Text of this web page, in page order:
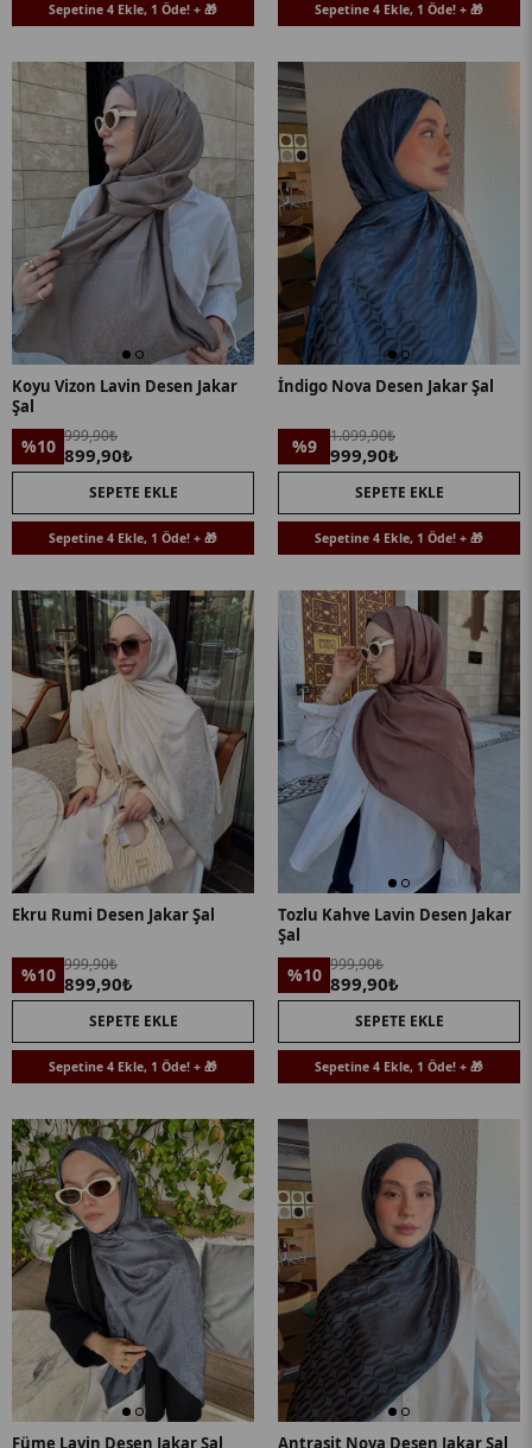
Sepetine 4 Ekle, 1 Öde! + 🎁 Sepetine 4 Ekle, 1 Öde! + 🎁
Koyu Vizon Lavin Desen Jakar
Şal
%10 999,90₺
899,90₺
SEPETE EKLE
Sepetine 4 Ekle, 1 Öde! + 🎁
İndigo Nova Desen Jakar Şal
%9 1.099,90₺
999,90₺
SEPETE EKLE
Sepetine 4 Ekle, 1 Öde! + 🎁
Ekru Rumi Desen Jakar Şal
%10 999,90₺
899,90₺
SEPETE EKLE
Sepetine 4 Ekle, 1 Öde! + 🎁
Tozlu Kahve Lavin Desen Jakar
Şal
%10 999,90₺
899,90₺
SEPETE EKLE
Sepetine 4 Ekle, 1 Öde! + 🎁
Füme Lavin Desen Jakar Şal Antrasit Nova Desen Jakar Şal